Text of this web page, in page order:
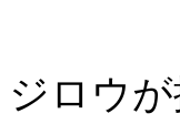
ジロウ